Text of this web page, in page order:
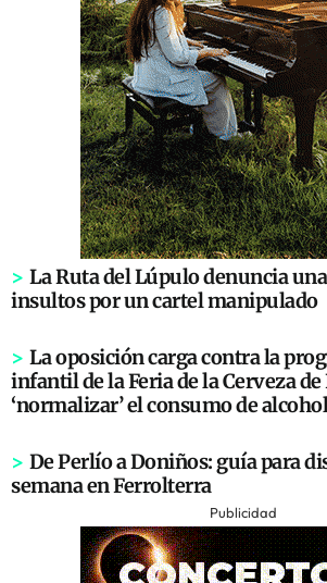
> La Ruta del Lúpulo denuncia
insultos por un cartel manipulado
> La oposición carga contra la
infantil de la Feria de la Cerveza
‘normalizar’ el consumo de alcohol
> De Perlío a Doniños: guía para
semana en Ferrolterra
Publicidad